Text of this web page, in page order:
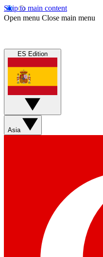
Skip to main content
Open menu Close main menu
ES Edition
Asia